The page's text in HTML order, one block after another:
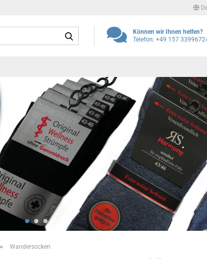
Können wir Ihnen helfen?
Telefon: +49 157
» Wandersocken